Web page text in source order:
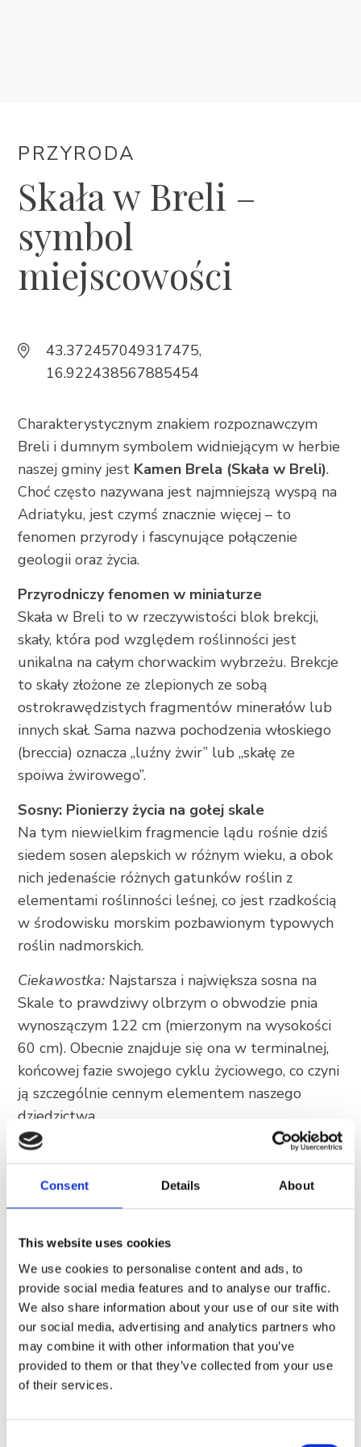
Consent Details About
This website uses cookies
We use cookies to personalise content and ads, to
provide social media features and to analyse our traffic.
We also share information about your use of our site with
our social media, advertising and analytics partners who
may combine it with other information that you’ve
provided to them or that they’ve collected from your use
of their services.
PL
+385 21 618 455
+385 21 618 337
Call us
Contact us
PRZYRODA
Skała w Breli –
symbol
miejscowości
43.372457049317475,
16.922438567885454
Charakterystycznym znakiem rozpoznawczym
Breli i dumnym symbolem widniejącym w herbie
naszej gminy jest Kamen Brela (Skała w Breli).
Choć często nazywana jest najmniejszą wyspą na
Adriatyku, jest czymś znacznie więcej – to
fenomen przyrody i fascynujące połączenie
geologii oraz życia.
Przyrodniczy fenomen w miniaturze
Skała w Breli to w rzeczywistości blok brekcji,
skały, która pod względem roślinności jest
unikalna na całym chorwackim wybrzeżu. Brekcje
to skały złożone ze zlepionych ze sobą
ostrokrawędzistych fragmentów minerałów lub
innych skał. Sama nazwa pochodzenia włoskiego
(breccia) oznacza „luźny żwir” lub „skałę ze
spoiwa żwirowego”.
Sosny: Pionierzy życia na gołej skale
Na tym niewielkim fragmencie lądu rośnie dziś
siedem sosen alepskich w różnym wieku, a obok
nich jedenaście różnych gatunków roślin z
elementami roślinności leśnej, co jest rzadkością
w środowisku morskim pozbawionym typowych
roślin nadmorskich.
Ciekawostka: Najstarsza i największa sosna na
Skale to prawdziwy olbrzym o obwodzie pnia
wynoszączym 122 cm (mierzonym na wysokości
60 cm). Obecnie znajduje się ona w terminalnej,
końcowej fazie swojego cyklu życiowego, co czyni
ją szczególnie cennym elementem naszego
dziedzictwa.
Szczeliny skalne z minimalną ilością podłoża
roślinom. Sosny są prawdziwymi pionierami flory
których inne rośliny nie byłyby w stanie zasiedlić,
a nasza Skała jest tego najbardziej malowniczą
ilustracją.
⚠️ Ważna uwaga dla odwiedzających: Chrońmy
nasz symbol!
Skała w Breli jest naszym najcenniejszym
symbolem i chcemy zachować ją w oryginalnym